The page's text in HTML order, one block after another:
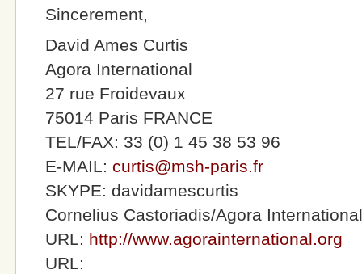
Sincerement,
David Ames Curtis
Agora International
27 rue Froidevaux
75014 Paris FRANCE
TEL/FAX: 33 (0) 1 45 38 53 96
E-MAIL:curtis@msh-paris.fr
SKYPE: davidamescurtis
Cornelius Castoriadis/Agora
URL: http://www.agorainternational.org
URL: